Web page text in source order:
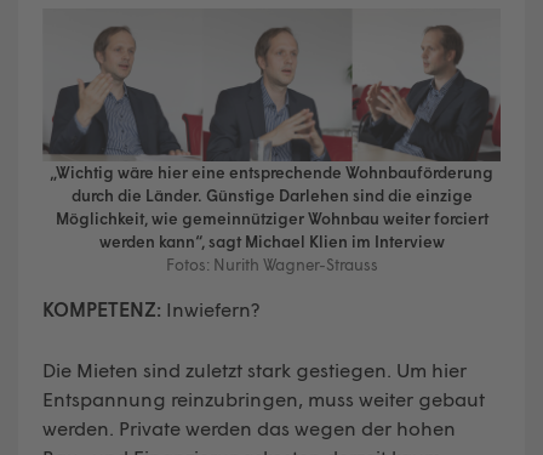
„Wichtig wäre hier eine entsprechende Wohnbauförderung
durch die Länder. Günstige Darlehen sind die einzige
Möglichkeit, wie gemeinnütziger Wohnbau weiter forciert
werden kann“, sagt Michael Klien im Interview
Fotos: Nurith Wagner-Strauss
KOMPETENZ: Inwiefern?
Die Mieten sind zuletzt stark gestiegen. Um hier
Entspannung reinzubringen, muss weiter gebaut
werden. Private werden das wegen der hohen